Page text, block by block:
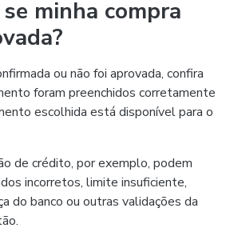
minha compra
ou não foi aprovada, confira
foram preenchidos corretamente
escolhida está disponível para o
de crédito, por exemplo, podem
incorretos, limite insuficiente,
do banco ou outras validações da